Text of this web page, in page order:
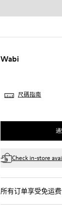
Wabi
尺碼指南
Check in-store
所有订单享受免运